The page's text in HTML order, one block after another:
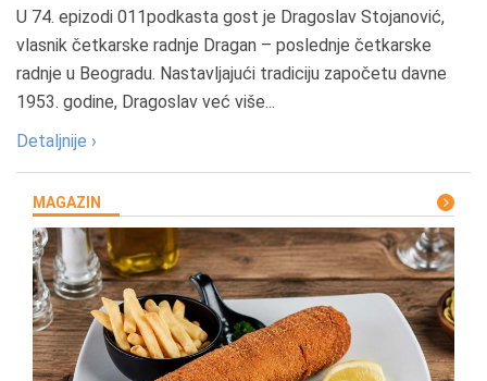
U 74. epizodi 011podkasta gost je Dragoslav Stojanović,
vlasnik četkarske radnje Dragan – poslednje četkarske
radnje u Beogradu. Nastavljajući tradiciju započetu davne
1953. godine, Dragoslav već više...
Detaljnije ›
MAGAZIN